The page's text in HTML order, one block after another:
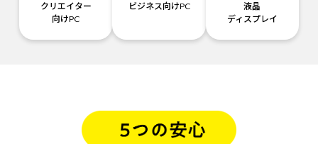
クリエイター
向けPC
ビジネス向けPC
液晶
ディスプレイ